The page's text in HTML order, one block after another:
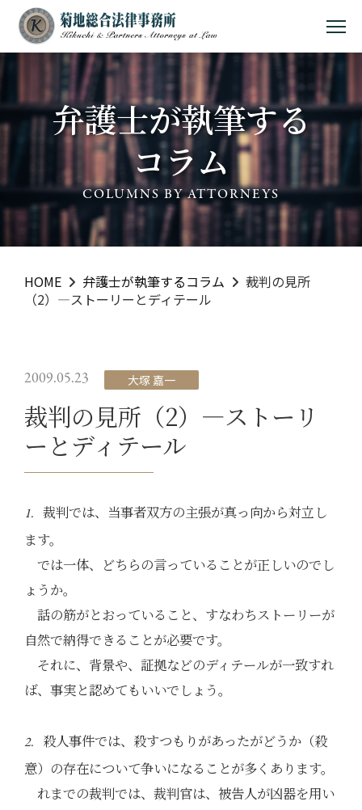
MENU
弁護士が執筆する
コラム
COLUMNS BY ATTORNEYS
HOME 弁護士が執筆するコラム
裁判の見所
（2）―ストーリーとディテール
2009.05.23 大塚 嘉一
裁判の見所（2）―ストーリ
ーとディテール
1. 裁判では、当事者双方の主張が真っ向から対立し
ます。
では一体、どちらの言っていることが正しいのでし
ょうか。
話の筋がとおっていること、すなわちストーリーが
自然で納得できることが必要です。
それに、背景や、証拠などのディテールが一致すれ
ば、事実と認めてもいいでしょう。
2. 殺人事件では、殺すつもりがあったがどうか（殺
意）の存在について争いになることが多くあります。
れまでの裁判では、裁判官は、被告人が凶器を用い